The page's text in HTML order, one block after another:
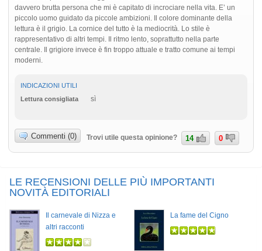
davvero brutta persona che mi è capitato di incrociare nella vita. E’ un
piccolo uomo guidato da piccole ambizioni. Il colore dominante della
lettura è il grigio. La cornice del tutto è la mediocrità. Lo stile è
rappresentativo di altri tempi. Il ritmo lento, soprattutto nella parte
centrale. Il grigiore invece è fin troppo attuale e tratto comune ai tempi
moderni.
INDICAZIONI UTILI
Lettura consigliata
sì
Commenti (0) Trovi utile questa opinione? 14 0
LE RECENSIONI DELLE PIÙ IMPORTANTI
NOVITÀ EDITORIALI
Il carnevale di Nizza e
altri racconti
La fame del Cigno